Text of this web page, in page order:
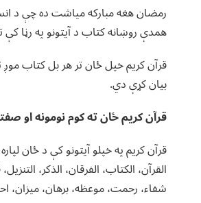
رمضان هغه مبارکه میاشت ده چې د
همدې روښانه کتاب د آیتونو په رڼا
قرآن کریم خپل ځان تر هر بل کتاب
بیان کړې دي.
قرآن کریم ځان ته کوم نومونه او
قرآن کریم په خپلو آیتونو کې د ځان
القرآن، الکتاب، الفرقان، الذکر،
شفاء، رحمت، موعظه، برهان،